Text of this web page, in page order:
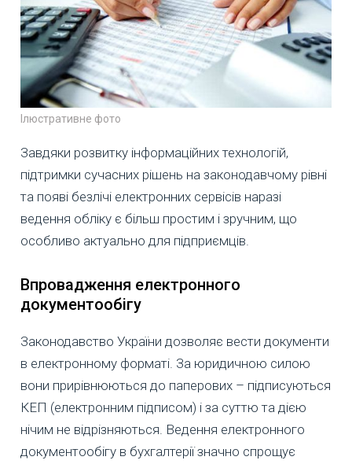
Ілюстративне фото
Завдяки розвитку інформаційних технологій,
підтримки сучасних рішень на законодавчому рівні
та появі безлічі електронних сервісів наразі
ведення обліку є більш простим і зручним, що
особливо актуально для підприємців.
Впровадження електронного
документообігу
Законодавство України дозволяє вести документи
в електронному форматі. За юридичною силою
вони прирівнюються до паперових – підписуються
КЕП (електронним підписом) і за суттю та дією
нічим не відрізняються. Ведення електронного
документообігу в бухгалтерії значно спрощує